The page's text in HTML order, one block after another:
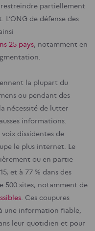
partiellement
de défense des
25 pays, notamment en
la plupart du
ou pendant des
nécessité de lutter
informations.
dissidentes de
le plus internet. Le
ou en partie
et à 77 % dans des
500 sites, notamment de
. Ces coupures
une information fiable,
leur quotidien et pour